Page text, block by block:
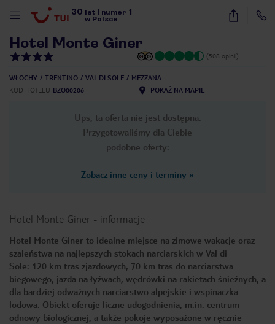
30 lat numer 1
w Polsce
14
Hotel Monte Giner
(508 opinii)
WŁOCHY TRENTINO VAL DI SOLE
MEZZANA
KOD HOTELU BZO00206 POKAŻ NA MAPIE
Ups, ta oferta nie jest dostępna.
Przygotowaliśmy dla Ciebie
podobne oferty:
Zobacz inne ceny i terminy »
Hotel Monte Giner - informacje
Hotel Monte Giner to idealne miejsce na zimowe wakacje oraz
szaleństwa na najlepszych stokach narciarskich w Val di
Sole: 120 km tras zjazdowych, 70 km tras do narciarstwa
biegowego, jazda na łyżwach, wędrówki na rakietach śnieżnych, a
dla bardziej odważnych narciarstwo alpejskie i wspinaczka
lodowa. Obiekt oferuje liczne udogodnienia, m.in. centrum
odnowy biologicznej, a także pokoje wyposażone w ręcznie